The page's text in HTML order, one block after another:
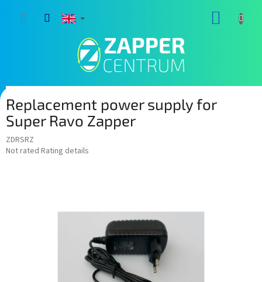
Replacement power supply for
Super Ravo Zapper
ZDRSRZ
The
Not rated Rating details